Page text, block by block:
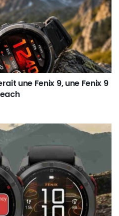
une Fenix 9, une Fenix 9